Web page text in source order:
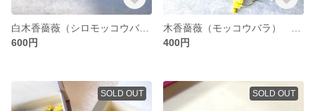
白木香薔薇（シロモッコウバラ）茎付き50個前後 素材用ドライフラワー
600円
400円
SOLD OUT SOLD OUT